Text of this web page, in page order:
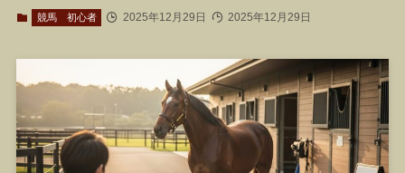
競馬 初心者 2025年12月29日 2025年12月29日